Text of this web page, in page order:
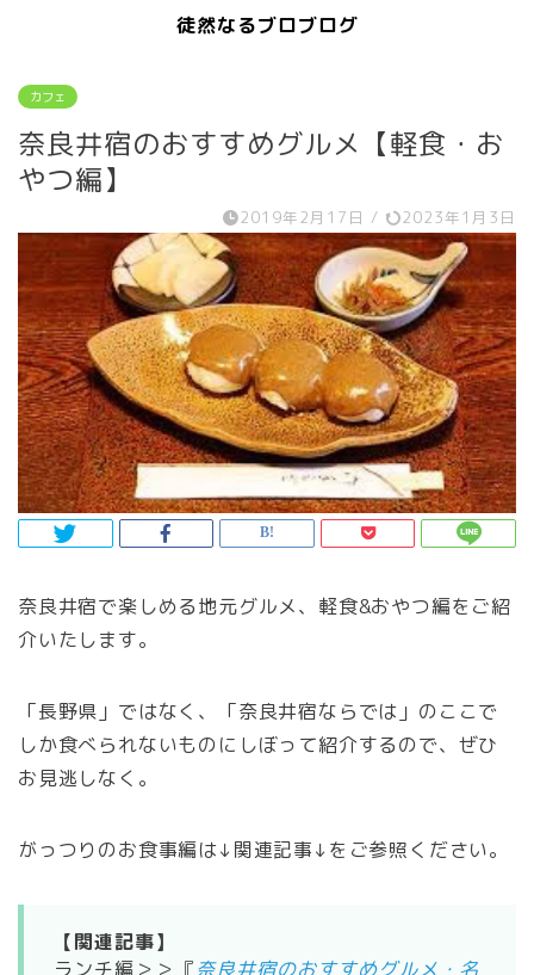
徒然なるブロブログ
カフェ
奈良井宿のおすすめグルメ【軽食・お
やつ編】
2019年2月17日 / 2023年1月3日
奈良井宿で楽しめる地元グルメ、軽食&おやつ編をご紹
介いたします。
「長野県」ではなく、「奈良井宿ならでは」のここで
しか食べられないものにしぼって紹介するので、ぜひ
お見逃しなく。
がっつりのお食事編は↓関連記事↓をご参照ください。
【関連記事】
ランチ編＞＞『奈良井宿のおすすめグルメ・名